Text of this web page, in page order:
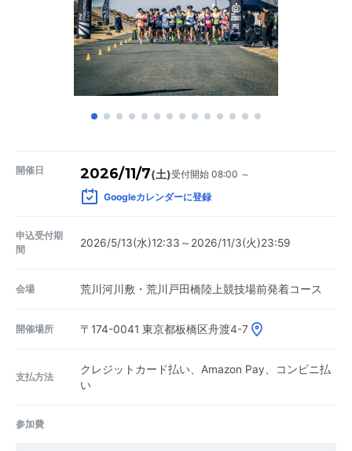
開催日 2026/11/7(土)受付開始 08:00 ～
Googleカレンダーに登録
申込受付期
間
2026/5/13(水)12:33～2026/11/3(火)23:59
会場 荒川河川敷・荒川戸田橋陸上競技場前発着コース
開催場所 〒174-0041 東京都板橋区舟渡4-7
支払方法
クレジットカード払い、Amazon Pay、コンビニ払
い
参加費